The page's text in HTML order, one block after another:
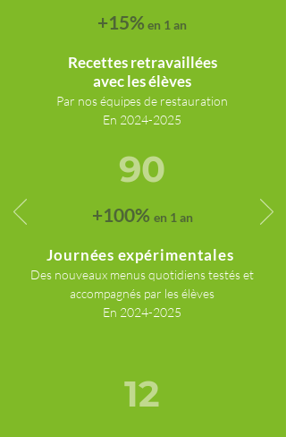
+15% en 1 an
Recettes retravaillées
avec les élèves
Par nos équipes de restauration
En 2024-2025
90
+100% en 1 an
Journées expérimentales
Des nouveaux menus quotidiens testés et
accompagnés par les élèves
En 2024-2025
12